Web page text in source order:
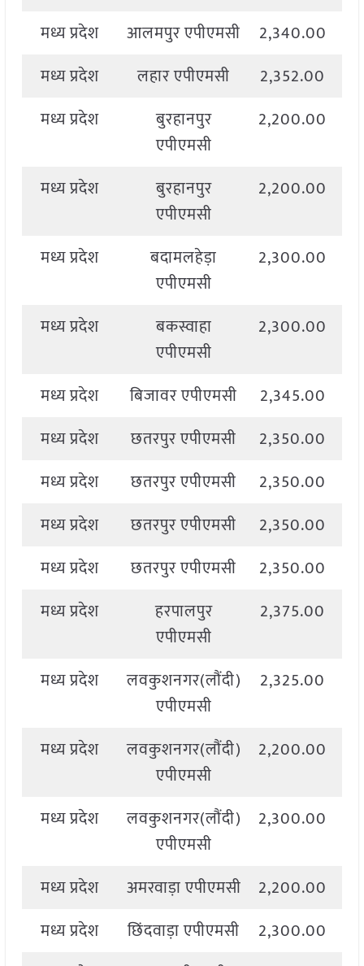
मध्य प्रदेश
आलमपुर एपीएमसी 2,340.00
मध्य प्रदेश
लहार एपीएमसी 2,352.00
मध्य प्रदेश
बुरहानपुर
एपीएमसी
2,200.00
मध्य प्रदेश
बुरहानपुर
एपीएमसी
2,200.00
मध्य प्रदेश
बदामलहेड़ा
एपीएमसी
2,300.00
मध्य प्रदेश
बकस्वाहा
एपीएमसी
2,300.00
मध्य प्रदेश बिजावर एपीएमसी 2,345.00
मध्य प्रदेश
छतरपुर एपीएमसी 2,350.00
मध्य प्रदेश
छतरपुर एपीएमसी 2,350.00
मध्य प्रदेश
छतरपुर एपीएमसी 2,350.00
मध्य प्रदेश
छतरपुर एपीएमसी 2,350.00
मध्य प्रदेश
हरपालपुर
एपीएमसी
2,375.00
मध्य प्रदेश
लवकुशनगर(लौंदी)
एपीएमसी
2,325.00
मध्य प्रदेश
लवकुशनगर(लौंदी)
एपीएमसी
2,200.00
मध्य प्रदेश
लवकुशनगर(लौंदी)
एपीएमसी
2,300.00
मध्य प्रदेश अमरवाड़ा एपीएमसी 2,200.00
मध्य प्रदेश
छिंदवाड़ा एपीएमसी 2,300.00